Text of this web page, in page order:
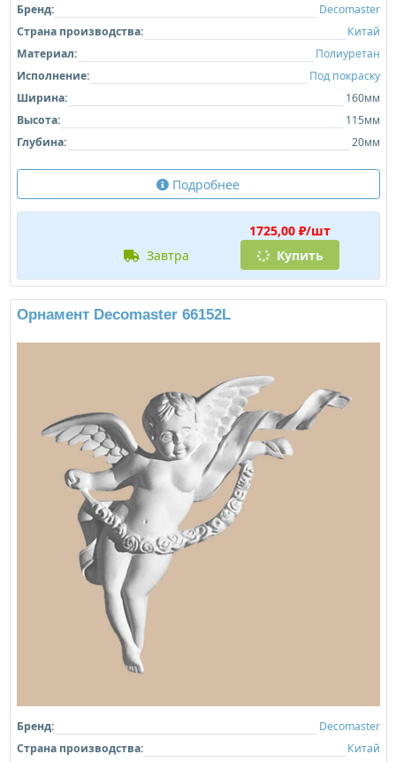
Бренд:
Decomaster
Страна производства:
Китай
Материал:
Полиуретан
Исполнение:
Под покраску
Ширина:
160мм
Высота:
115мм
Глубина:
20мм
Подробнее
1725,00 ₽/шт
завтра
Купить
Орнамент Decomaster 66152L
Бренд:
Decomaster
Страна производства:
Китай